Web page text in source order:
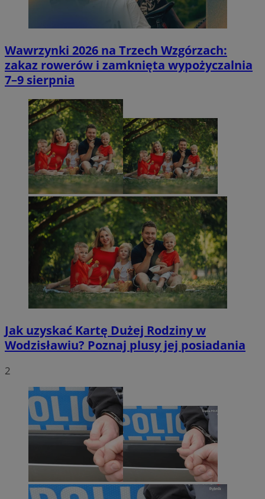
Wawrzynki 2026 na Trzech Wzgórzach:
zakaz rowerów i zamknięta wypożyczalnia
7–9 sierpnia
Jak uzyskać Kartę Dużej Rodziny w
Wodzisławiu? Poznaj plusy jej posiadania
2